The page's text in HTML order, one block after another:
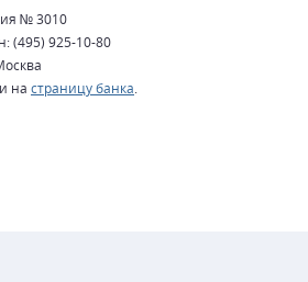
№ 3010
(495) 925-10-80
на страницу банка